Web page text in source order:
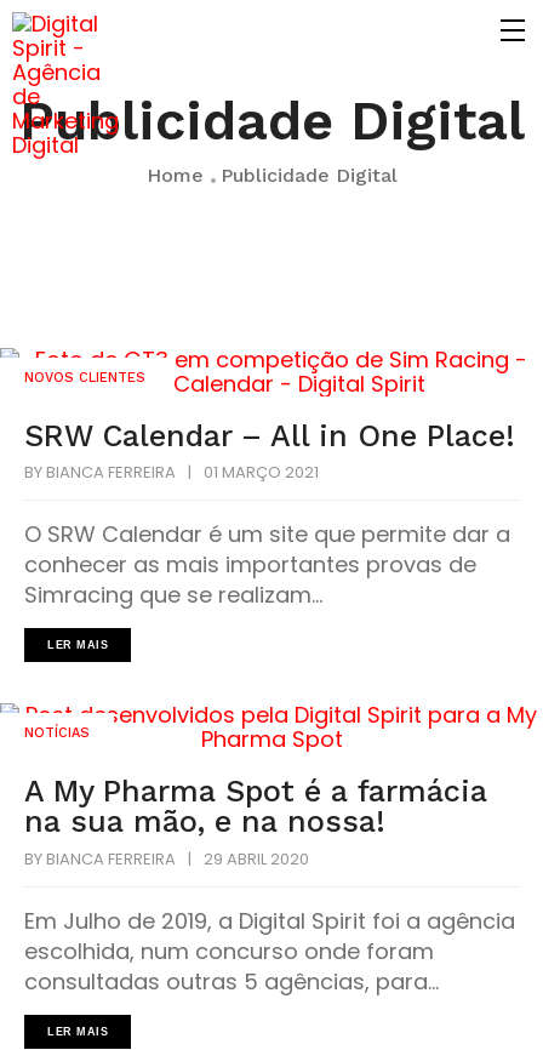
Publicidade Digital
Home Publicidade Digital
NOVOS CLIENTES
SRW Calendar – All in One Place!
BY BIANCA FERREIRA | 01 MARÇO 2021
O SRW Calendar é um site que permite dar a
conhecer as mais importantes provas de
Simracing que se realizam...
LER MAIS
NOTÍCIAS
A My Pharma Spot é a farmácia
na sua mão, e na nossa!
BY BIANCA FERREIRA | 29 ABRIL 2020
Em Julho de 2019, a Digital Spirit foi a agência
escolhida, num concurso onde foram
consultadas outras 5 agências, para...
LER MAIS